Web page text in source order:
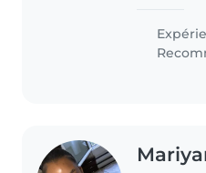
car les
plaisir de